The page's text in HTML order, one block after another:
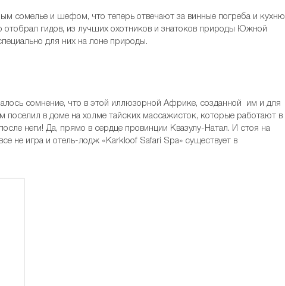
сомелье и шефом, что теперь отвечают за винные погреба и кухню
отобрал гидов, из лучших охотников и знатоков природы Южной
для них на лоне природы.
сомнение, что в этой иллюзорной Африке, созданной им и для
поселил в доме на холме тайских массажисток, которые работают в
неги! Да, прямо в сердце провинции Квазулу-Натал. И стоя на
не игра и отель-лодж «Karkloof Safari Spa» существует в